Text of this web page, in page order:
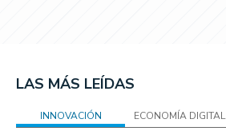
LAS MÁS LEÍDAS
INNOVACIÓN ECONOMÍA DIGITAL